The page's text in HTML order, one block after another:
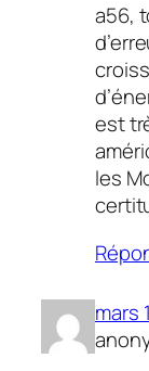
a56,
est
les
mars